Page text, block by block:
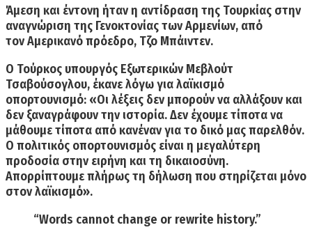
Άμεση και έντονη ήταν η αντίδραση της Τουρκίας στην
αναγνώριση της Γενοκτονίαςτων Αρμενίων, από
τον Αμερικανό πρόεδρο, Τζο Μπάιντεν.
Ο Τούρκος υπουργός Εξωτερικών Μεβλούτ
Τσαβούσογλου, έκανε λόγω για λαϊκισμό
οπορτουνισμό: «Οι λέξεις δεν μπορούν να αλλάξουν και
δεν ξαναγράφουν την ιστορία.Δεν έχουμε τίποτα να
μάθουμε τίποτα από κανέναν για το δικό μας παρελθόν.
Ο πολιτικός οπορτουνισμός είναι η μεγαλύτερη
προδοσία στην ειρήνη και τη δικαιοσύνη.
Απορρίπτουμε πλήρως τη δήλωση που στηρίζεται μόνο
στονλαϊκισμό».
“Words cannot change or rewrite history.”